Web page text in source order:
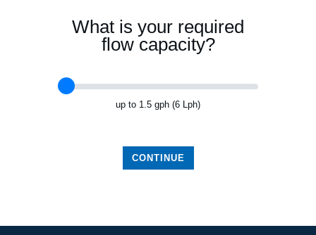
What is your required
flow capacity?
up to 1.5 gph (6 Lph)
CONTINUE